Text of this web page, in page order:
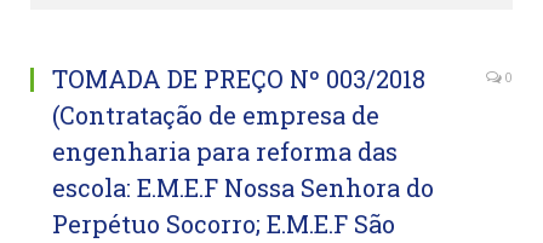
TOMADA DE PREÇO Nº 003/2018
(Contratação de empresa de
engenharia para reforma das
escola: E.M.E.F Nossa Senhora do
Perpétuo Socorro; E.M.E.F São
0